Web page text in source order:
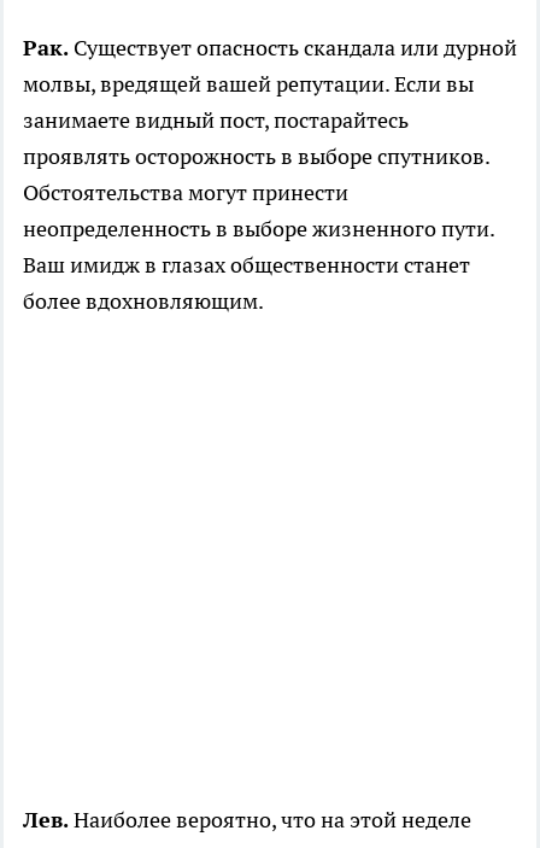
Рак. Существует опасность скандала или дурной
молвы, вредящей вашей репутации. Если вы
занимаете видный пост, постарайтесь
проявлять осторожность в выборе спутников.
Обстоятельства могут принести
неопределенность в выборе жизненного пути.
Ваш имидж в глазах общественности станет
более вдохновляющим.
Лев.Наиболее вероятно, что на этой неделе